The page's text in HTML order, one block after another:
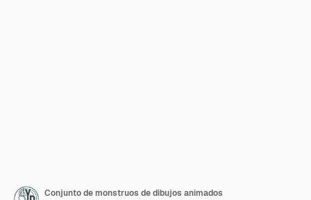
Conjunto de monstruos de dibujos animados